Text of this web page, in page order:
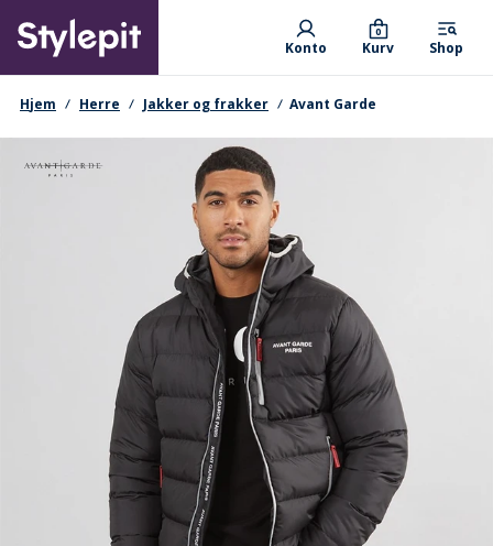
main
content
Primary departments
Konto Kurv
0
Shop
navigationssti
Hjem Herre Jakker og frakker Avant Garde